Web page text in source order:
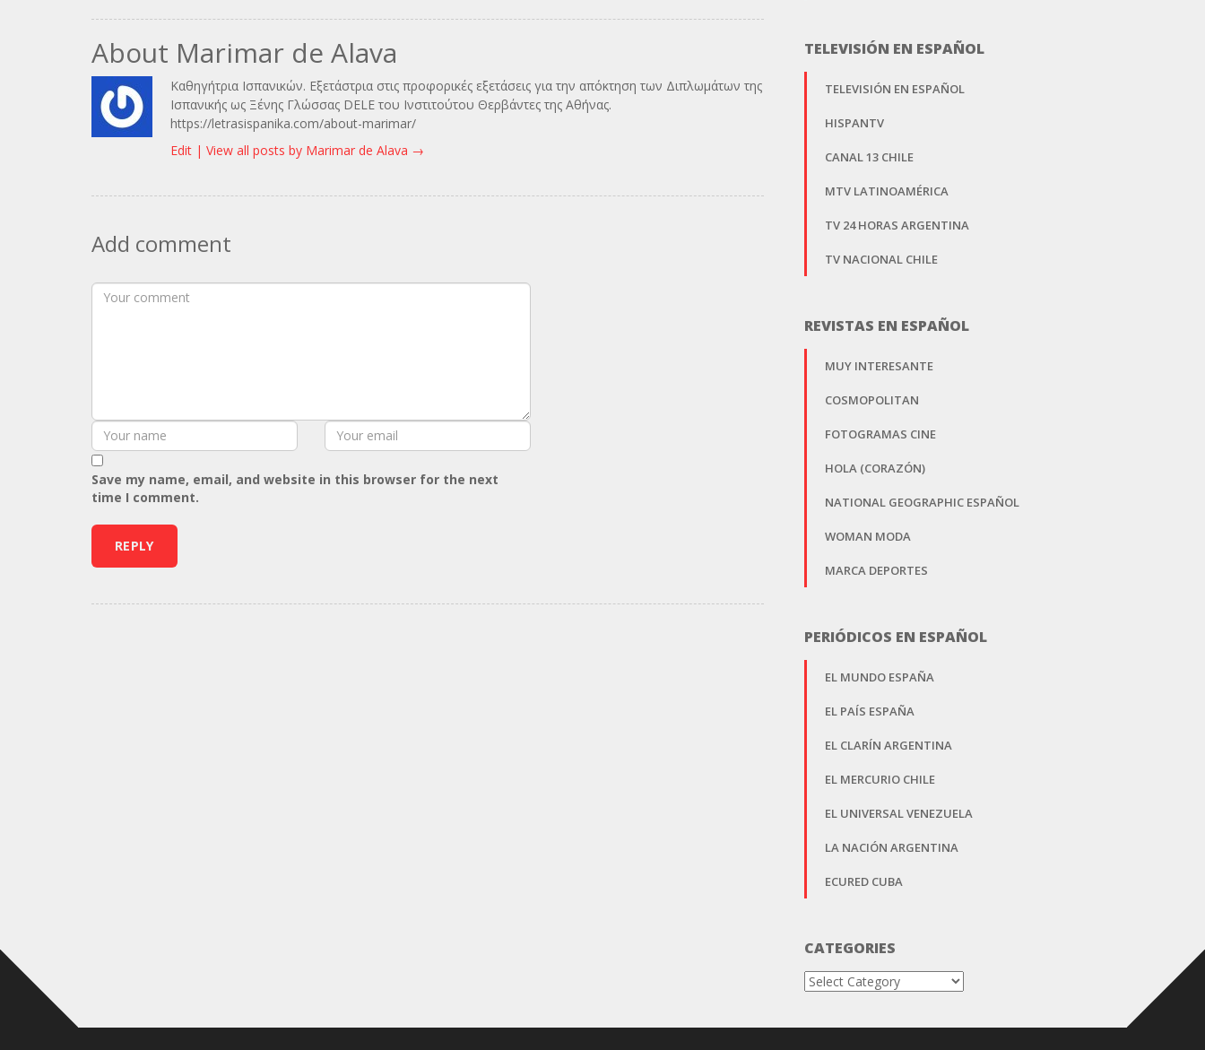
About Marimar de Alava
Καθηγήτρια Ισπανικών. Εξετάστρια στις προφορικές εξετάσεις για την απόκτηση των Διπλωμάτων της
Ισπανικής ως Ξένης Γλώσσας DELE του Ινστιτούτου Θερβάντες της Αθήνας.
https://letrasispanika.com/about-marimar/
Edit | View all posts by Marimar de Alava →
Add comment
Save my name, email, and website in this browser for the next
time I comment.
TELEVISIÓN EN ESPAÑOL
TELEVISIÓN EN ESPAÑOL
HISPANTV
CANAL 13 CHILE
MTV LATINOAMÉRICA
TV 24 HORAS ARGENTINA
TV NACIONAL CHILE
REVISTAS EN ESPAÑOL
MUY INTERESANTE
COSMOPOLITAN
FOTOGRAMAS CINE
HOLA (CORAZÓN)
NATIONAL GEOGRAPHIC ESPAÑOL
WOMAN MODA
MARCA DEPORTES
PERIÓDICOS EN ESPAÑOL
EL MUNDO ESPAÑA
EL PAÍS ESPAÑA
EL CLARÍN ARGENTINA
EL MERCURIO CHILE
EL UNIVERSAL VENEZUELA
LA NACIÓN ARGENTINA
ECURED CUBA
CATEGORIES
Categories